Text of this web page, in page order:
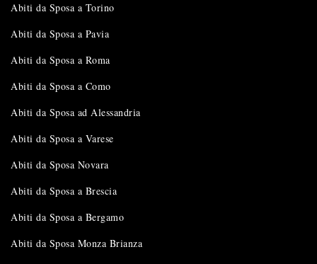
Abiti da Sposa a Torino
Abiti da Sposa a Pavia
Abiti da Sposa a Roma
Abiti da Sposa a Como
Abiti da Sposa ad Alessandria
Abiti da Sposa a Varese
Abiti da Sposa Novara
Abiti da Sposa a Brescia
Abiti da Sposa a Bergamo
Abiti da Sposa Monza Brianza